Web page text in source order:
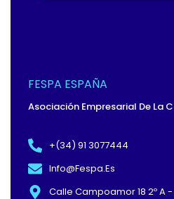
FESPA ESPAÑA
Asociación Empresarial De La
+(34) 91 3077444
Info@fespa.es
Calle Campoamor 18 2º A